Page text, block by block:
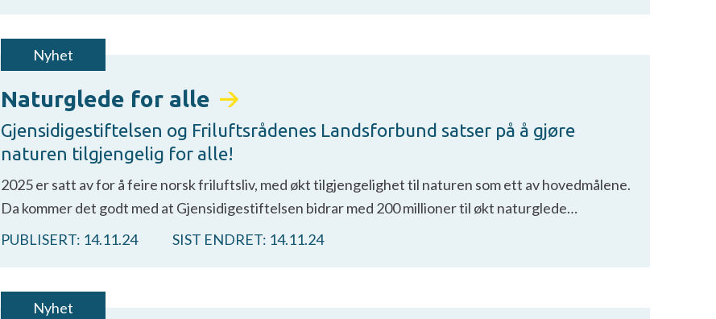
Nyhet
Naturglede for alle
Gjensidigestiftelsen og Friluftsrådenes Landsforbund satser på å gjøre
naturen tilgjengelig for alle!
2025 er satt av for å feire norsk friluftsliv, med økt tilgjengelighet til naturen som ett av hovedmålene.
Da kommer det godt med at Gjensidigestiftelsen bidrar med 200 millioner til økt naturglede…
PUBLISERT: 14.11.24 SIST ENDRET: 14.11.24
Nyhet